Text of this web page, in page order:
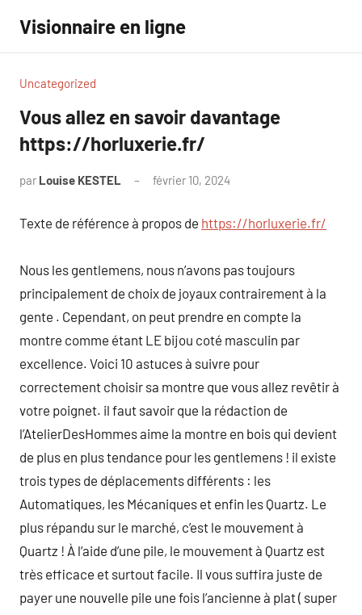
contenu
Visionnaire en ligne
Uncategorized
Vous allez en savoir davantage
https://horluxerie.fr/
par Louise KESTEL février 10, 2024
Texte de référence à propos de https://horluxerie.fr/
Nous les gentlemens, nous n’avons pas toujours
principalement de choix de joyaux contrairement à la
gente . Cependant, on peut prendre en compte la
montre comme étant LE bijou coté masculin par
excellence. Voici 10 astuces à suivre pour
correctement choisir sa montre que vous allez revêtir à
votre poignet. il faut savoir que la rédaction de
l’AtelierDesHommes aime la montre en bois qui devient
de plus en plus tendance pour les gentlemens ! il existe
trois types de déplacements différents : les
Automatiques, les Mécaniques et enfin les Quartz. Le
plus répandu sur le marché, c’est le mouvement à
Quartz ! À l’aide d’une pile, le mouvement à Quartz est
très efficace et surtout facile. Il vous suffira juste de
payer une nouvelle pile une fois l’ancienne à plat ( super